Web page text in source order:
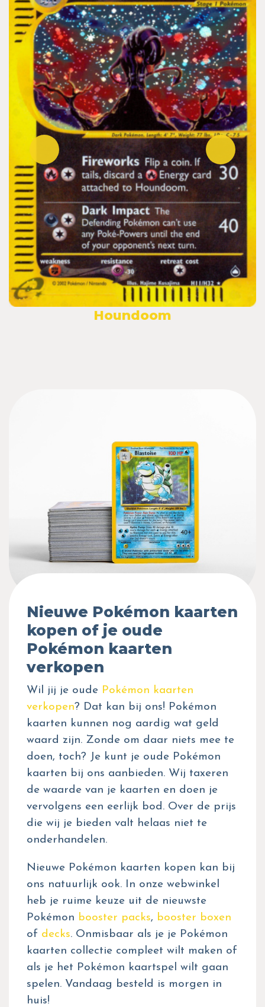
Houndoom
Nieuwe Pokémon kaarten
kopen of je oude
Pokémon kaarten
verkopen
Wil jij je oude Pokémon kaarten
verkopen? Dat kan bij ons! Pokémon
kaarten kunnen nog aardig wat geld
waard zijn. Zonde om daar niets mee te
doen, toch? Je kunt je oude Pokémon
kaarten bij ons aanbieden. Wij taxeren
de waarde van je kaarten en doen je
vervolgens een eerlijk bod. Over de prijs
die wij je bieden valt helaas niet te
onderhandelen.
Nieuwe Pokémon kaarten kopen kan bij
ons natuurlijk ook. In onze webwinkel
heb je ruime keuze uit de nieuwste
Pokémon booster packs, booster boxen
of decks. Onmisbaar als je je Pokémon
kaarten collectie compleet wilt maken of
als je het Pokémon kaartspel wilt gaan
spelen. Vandaag besteld is morgen in
huis!